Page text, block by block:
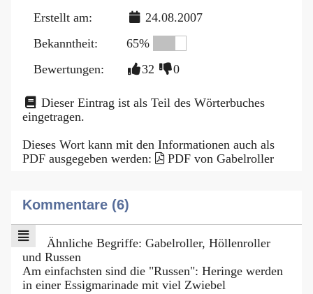
Erstellt am:
24.08.2007
Bekanntheit:
65%
Bewertungen:
32 0
Dieser Eintrag ist als Teil des Wörterbuches
eingetragen.
Dieses Wort kann mit den Informationen auch als
PDF ausgegeben werden:
PDF von Gabelroller
Kommentare (6)
Ähnliche Begriffe: Gabelroller, Höllenroller
und Russen
Am einfachsten sind die "Russen": Heringe werden
in einer Essigmarinade mit viel Zwiebel